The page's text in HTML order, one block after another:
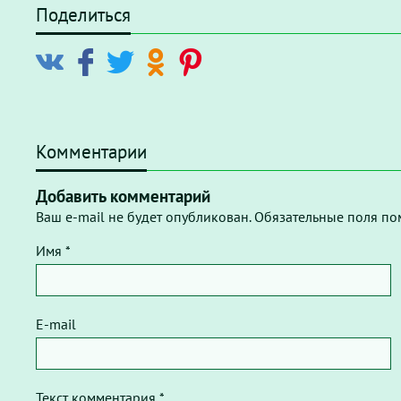
Поделиться
Комментарии
Добавить комментарий
Ваш e-mail не будет опубликован. Обязательные поля
Имя *
E-mail
Текст комментария *